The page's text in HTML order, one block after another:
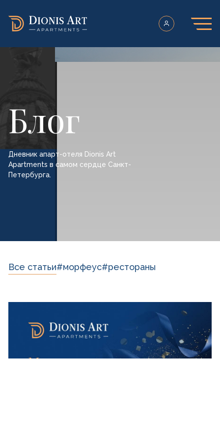
Блог
Дневник апарт-отеля Dionis Art
Apartments в самом сердце Санкт-
Петербурга.
Все статьи#морфеус#рестораны